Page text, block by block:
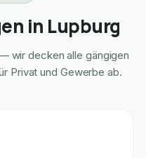
in Lupburg
wir decken alle gängigen
Privat und Gewerbe ab.